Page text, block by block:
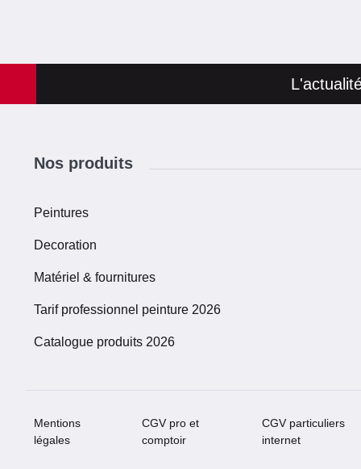
Nos produits
Peintures
Decoration
Matériel & fournitures
Tarif professionnel peinture 2026
Catalogue produits 2026
Mentions
légales
CGV pro et
comptoir
CGV particuliers
internet